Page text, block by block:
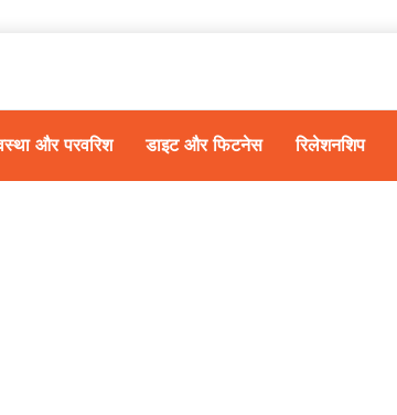
और परवरिश डाइट और फिटनेस रिलेशनशिप